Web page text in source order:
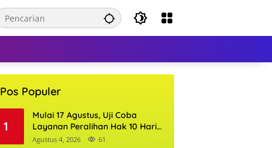
Pos Populer
1
Mulai 17 Agustus, Uji Coba
Layanan Peralihan Hak 10 Hari
di 15 Kantor Pertanahan
Agustus 4, 2026 61